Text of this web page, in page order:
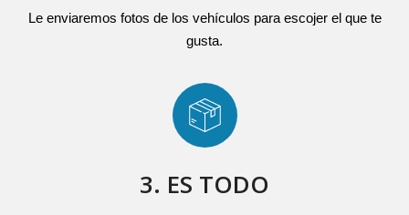
Le enviaremos fotos de los vehículos para escojer el que te
gusta.
3. ES TODO